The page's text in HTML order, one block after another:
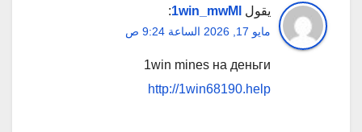
يقول 1win_mwMl
:
مايو 17, 2026 الساعة 9:24 ص
1win mines на деньги
http://1win68190.help